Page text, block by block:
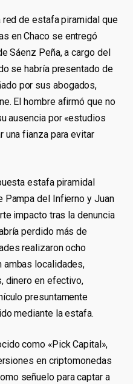
de estafa piramidal que
en Chaco se entregó
Sáenz Peña, a cargo del
se habría presentado de
por sus abogados,
El hombre afirmó que no
ausencia por «estudios
una fianza para evitar
estafa piramidal
Pampa del Infierno y Juan
impacto tras la denuncia
perdido más de
realizaron ocho
ambas localidades,
dinero en efectivo,
presuntamente
mediante la estafa.
como «Pick Capital»,
en criptomonedas
señuelo para captar a